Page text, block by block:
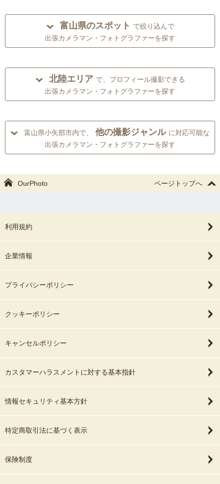
富山県のスポット で絞り込んで
出張カメラマン・フォトグラファーを探す
北陸エリア で、プロフィール撮影できる
出張カメラマン・フォトグラファーを探す
富山県小矢部市内で、 他の撮影ジャンル に対応可能な
出張カメラマン・フォトグラファーを探す
OurPhoto ページトップへ
利用規約
企業情報
プライバシーポリシー
クッキーポリシー
キャンセルポリシー
カスタマーハラスメントに対する基本指針
情報セキュリティ基本方針
特定商取引法に基づく表示
保険制度